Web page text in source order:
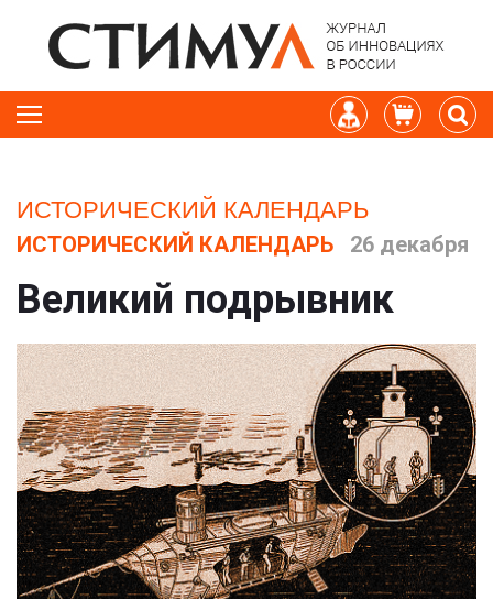
ИСТОРИЧЕСКИЙ КАЛЕНДАРЬ
ИСТОРИЧЕСКИЙ КАЛЕНДАРЬ 26 декабря
Великий подрывник